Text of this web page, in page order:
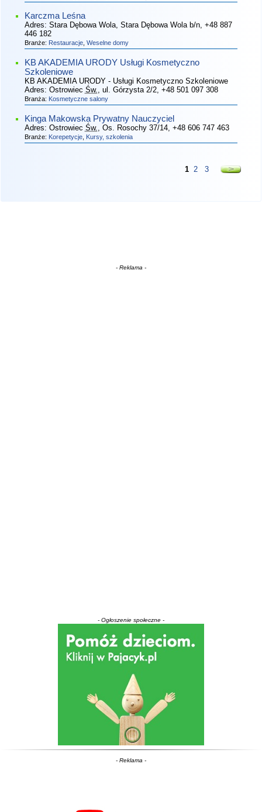
Karczma Leśna
Adres: Stara Dębowa Wola, Stara Dębowa Wola b/n, +48 887
446 182
Branże: Restauracje, Weselne domy
KB AKADEMIA URODY Usługi Kosmetyczno
Szkoleniowe
KB AKADEMIA URODY - Usługi Kosmetyczno Szkoleniowe
Adres: Ostrowiec Św. , ul. Górzysta 2/2, +48 501 097 308
Branża: Kosmetyczne salony
Kinga Makowska Prywatny Nauczyciel
Adres: Ostrowiec Św. , Os. Rosochy 37/14, +48 606 747 463
Branże: Korepetycje, Kursy, szkolenia
1 2 3
- Reklama -
- Ogłoszenie społeczne -
- Reklama -